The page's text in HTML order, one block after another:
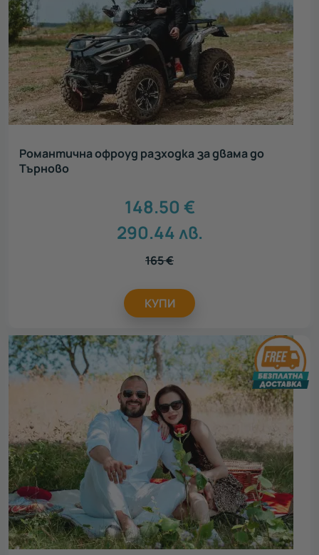
Романтична офроуд разходка за двама до
Търново
148.50 €
290.44лв.
165€
КУПИ